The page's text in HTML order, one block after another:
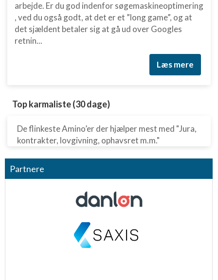
arbejde. Er du god indenfor søgemaskineoptimering
, ved du også godt, at det er et ”long game”, og at
det sjældent betaler sig at gå ud over Googles
retnin...
Læs mere
Top karmaliste (30 dage)
De flinkeste Amino’er der hjælper mest med "Jura,
kontrakter, lovgivning, ophavsret m.m."
Partnere